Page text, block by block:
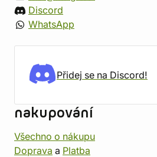
Discord
WhatsApp
Přidej se na Discord!
nakupování
Všechno o nákupu
Doprava a Platba